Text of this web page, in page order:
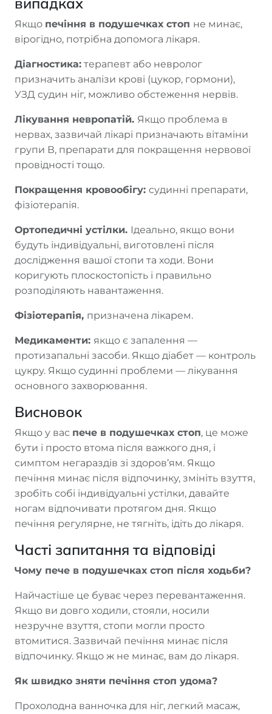
Якщо печіння в подушечках стоп не минає,
вірогідно, потрібна допомога лікаря.
Діагностика: терапевт або невролог
призначить аналізи крові (цукор, гормони),
УЗД судин ніг, можливо обстеження нервів.
Лікування невропатій. Якщо проблема в
нервах, зазвичай лікарі призначають вітаміни
групи В, препарати для покращення нервової
провідності тощо.
Покращення кровообігу: судинні препарати,
фізіотерапія.
Ортопедичні устілки. Ідеально, якщо вони
будуть індивідуальні, виготовлені після
дослідження вашої стопи та ходи. Вони
коригують плоскостопість і правильно
розподіляють навантаження.
Фізіотерапія, призначена лікарем.
Медикаменти: якщо є запалення —
протизапальні засоби. Якщо діабет — контроль
цукру. Якщо судинні проблеми — лікування
основного захворювання.
Висновок
Якщо у вас пече в подушечках стоп, це може
бути і просто втома після важкого дня, і
симптом негараздів зі здоров’ям. Якщо
печіння минає після відпочинку, змініть взуття,
зробіть собі індивідуальні устілки, давайте
ногам відпочивати протягом дня. Якщо
печіння регулярне, не тягніть, ідіть до лікаря.
Часті запитання та відповіді
Чому пече в подушечках стоп після ходьби?
Найчастіше це буває через перевантаження.
Якщо ви довго ходили, стояли, носили
незручне взуття, стопи могли просто
втомитися. Зазвичай печіння минає після
відпочинку. Якщо ж не минає, вам до лікаря.
Як швидко зняти печіння стоп удома?
Прохолодна ванночка для ніг, легкий масаж,